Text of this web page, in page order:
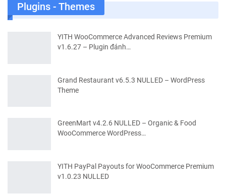
Plugins - Themes
YITH WooCommerce Advanced Reviews Premium
v1.6.27 – Plugin đánh…
Grand Restaurant v6.5.3 NULLED – WordPress
Theme
GreenMart v4.2.6 NULLED – Organic & Food
WooCommerce WordPress…
YITH PayPal Payouts for WooCommerce Premium
v1.0.23 NULLED